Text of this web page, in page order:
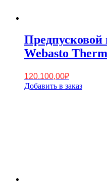
Предпусковой
Webasto
120.100,00₽
Добавить в заказ